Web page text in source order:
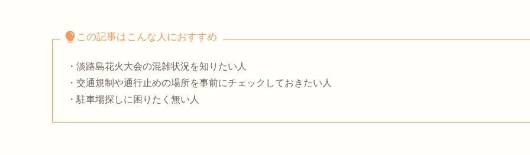
この記事はこんな人におすすめ
・淡路島花火大会の混雑状況を知りたい人
・交通規制や通行止めの場所を事前にチェックしておきたい人
・駐車場探しに困りたく無い人